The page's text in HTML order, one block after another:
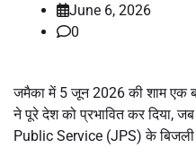
June 6, 2026
0
जमैका में 5 जून 2026 की शाम एक
ने पूरे देश को प्रभावित कर दिया,
Public Service (JPS) के